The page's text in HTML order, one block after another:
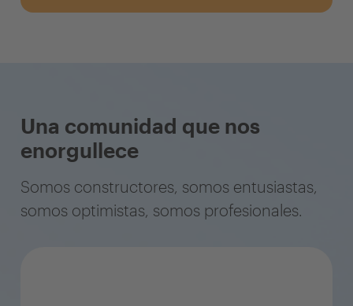
Una comunidad que nos
enorgullece
Somos constructores, somos entusiastas,
somos optimistas, somos profesionales.